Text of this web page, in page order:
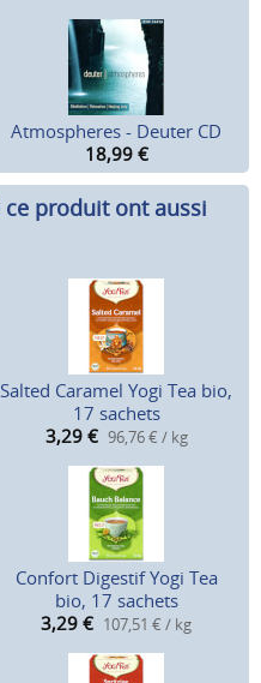
Atmospheres - Deuter CD
18,99 €
produit ont aussi
Salted Caramel Yogi Tea bio,
17 sachets
3,29 € 96,76 € / kg
Confort Digestif Yogi Tea
bio, 17 sachets
3,29 € 107,51 € / kg